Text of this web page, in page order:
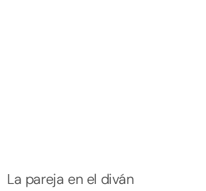
La pareja en el diván